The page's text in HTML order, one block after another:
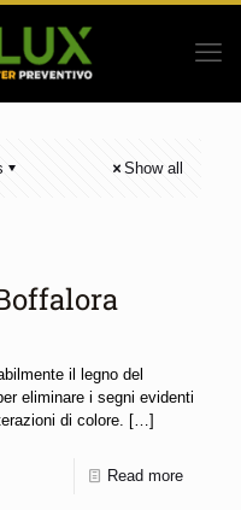
Show all
il legno del
eliminare i segni evidenti
di colore. […]
Read more